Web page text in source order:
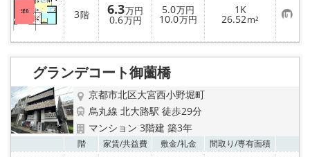
3階 6.3万円
0.6万円
5.0万円
10.0万円
1K
26.52m² お
気
に
入
り
グランデコート御薗橋
京都市北区大宮西小野堀町
烏丸線 北大路駅 徒歩29分
マンション 3階建 築3年
階 家賃/共益費 敷金/礼金 間取り/専有面積